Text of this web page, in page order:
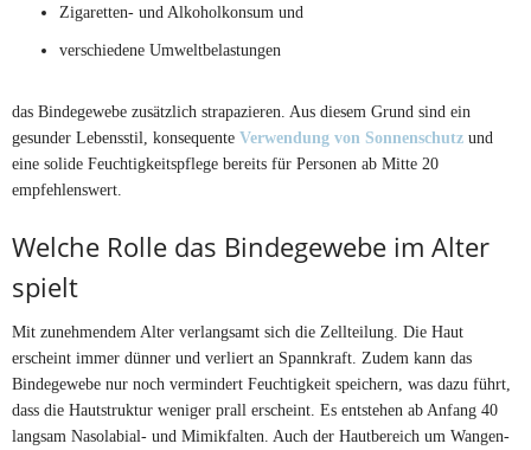
Zigaretten- und Alkoholkonsum und
verschiedene Umweltbelastungen
das Bindegewebe zusätzlich strapazieren. Aus diesem Grund sind ein
gesunder Lebensstil, konsequente Verwendung von Sonnenschutz und
eine solide Feuchtigkeitspflege bereits für Personen ab Mitte 20
empfehlenswert.
Welche Rolle das Bindegewebe im Alter
spielt
Mit zunehmendem Alter verlangsamt sich die Zellteilung. Die Haut
erscheint immer dünner und verliert an Spannkraft. Zudem kann das
Bindegewebe nur noch vermindert Feuchtigkeit speichern, was dazu führt,
dass die Hautstruktur weniger prall erscheint. Es entstehen ab Anfang 40
langsam Nasolabial- und Mimikfalten. Auch der Hautbereich um Wangen-